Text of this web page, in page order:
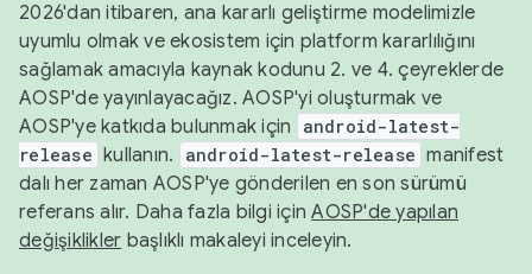
2026'dan itibaren, ana kararlı geliştirme modelimizle
uyumlu olmak ve ekosistem için platform kararlılığını
sağlamak amacıyla kaynak kodunu 2. ve 4. çeyreklerde
AOSP'de yayınlayacağız. AOSP'yi oluşturmak ve
AOSP'ye katkıda bulunmak için
android-latest-
release kullanın. android-latest-release manifest
dalı her zaman AOSP'ye gönderilen en son sürümü
referans alır. Daha fazla bilgi içinAOSP'de yapılan
değişiklikler başlıklı makaleyi inceleyin.